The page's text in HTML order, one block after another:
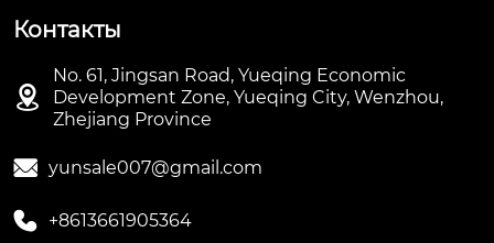
Контакты

No. 61, Jingsan Road, Yueqing Economic
Development Zone, Yueqing City, Wenzhou,
Zhejiang Province
 yunsale007@gmail.com
 +8613661905364